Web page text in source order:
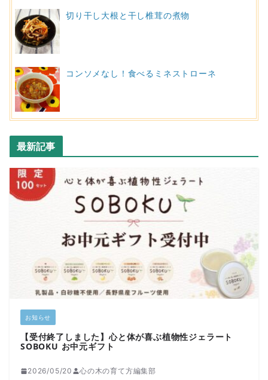
切り干し大根と干し椎茸の煮物
コンソメなし！食べるミネストローネ
最新記事
お知らせ
【受付終了しました】心と体が喜ぶ植物性ジェラート
SOBOKU お中元ギフト
2026/05/20 心の木の育て方編集部